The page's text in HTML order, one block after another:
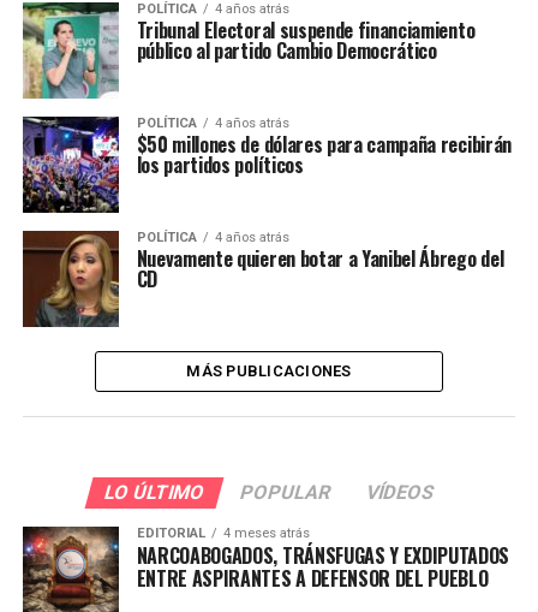
POLÍTICA 4 años atrás
Tribunal Electoral suspende financiamiento
público al partido Cambio Democrático
POLÍTICA 4 años atrás
$50 millones de dólares para campaña recibirán
los partidos políticos
POLÍTICA 4 años atrás
Nuevamente quieren botar a Yanibel Ábrego del
CD
MÁS PUBLICACIONES
LO ÚLTIMO POPULAR VÍDEOS
EDITORIAL 4 meses atrás
NARCOABOGADOS, TRÁNSFUGAS Y EXDIPUTADOS
ENTRE ASPIRANTES A DEFENSOR DEL PUEBLO